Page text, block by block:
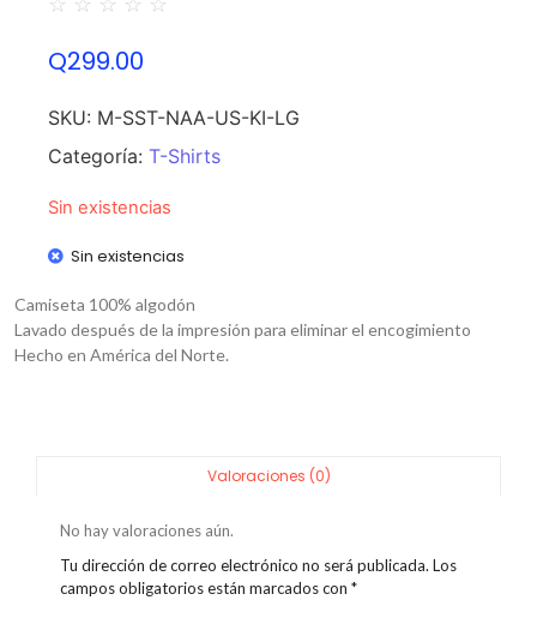
Q299.00
SKU: M-SST-NAA-US-KI-LG
Categoría: T-Shirts
Sin existencias
Sin existencias
Camiseta 100% algodón
Lavado después de la impresión para eliminar el encogimiento
Hecho en América del Norte.
Valoraciones (0)
No hay valoraciones aún.
Tu dirección de correo electrónico no será publicada. Los
campos obligatorios están marcados con *